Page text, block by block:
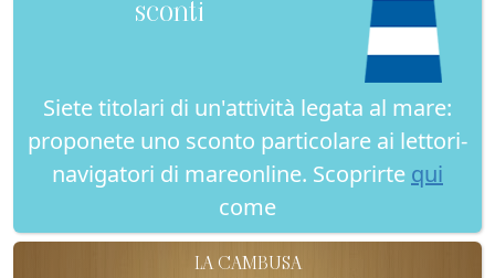
sconti
Siete titolari di un'attività legata al mare:
proponete uno sconto particolare ai lettori-
navigatori di mareonline. Scoprirte qui
come
LA CAMBUSA